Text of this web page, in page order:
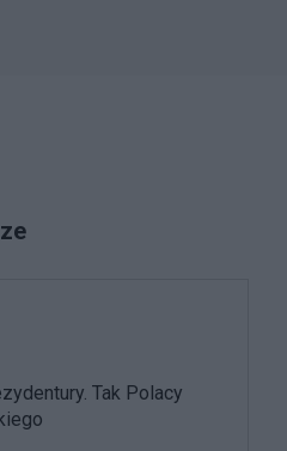
Tak Polacy